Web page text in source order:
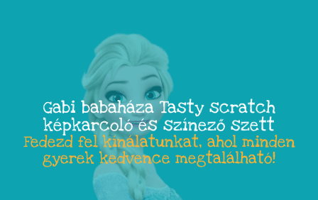
Gabi babaháza Tasty scratch
képkarcoló és színező szett
Fedezd fel kínálatunkat, ahol minden
gyerek kedvence megtalálható!